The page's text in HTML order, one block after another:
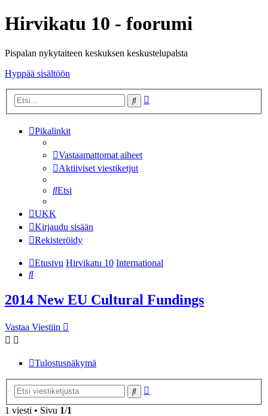
Hirvikatu 10 - foorumi
Pispalan nykytaiteen keskuksen keskustelupalsta
Hyppää sisältöön
Etsi
Pikalinkit
Vastaamattomat aiheet
Aktiiviset viestiketjut
Etsi
UKK
Kirjaudu sisään
Rekisteröidy
Etusivu Hirvikatu 10 International
Etsi
2014 New EU Cultural Fundings
Vastaa Viestiin
Tulostusnäkymä
Etsi
1 viesti • Sivu 1/1